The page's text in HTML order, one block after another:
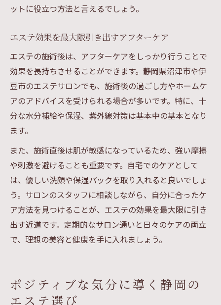
ットに役立つ方法と言えるでしょう。
エステ効果を最大限引き出すアフターケア
エステの施術後は、アフターケアをしっかり行うことで
効果を長持ちさせることができます。静岡県沼津市や伊
豆市のエステサロンでも、施術後の過ごし方やホームケ
アのアドバイスを受けられる場合が多いです。特に、十
分な水分補給や保湿、紫外線対策は基本中の基本となり
ます。
また、施術直後は肌が敏感になっているため、強い摩擦
や刺激を避けることも重要です。自宅でのケアとして
は、優しい洗顔や保湿パックを取り入れると良いでしょ
う。サロンのスタッフに相談しながら、自分に合ったケ
ア方法を見つけることが、エステの効果を最大限に引き
出す近道です。定期的なサロン通いと日々のケアの両立
で、理想の美容と健康を手に入れましょう。
ポジティブな気分に導く静岡の
エステ選び